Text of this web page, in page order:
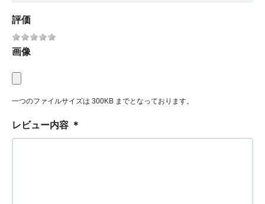
評価
画像
一つのファイルサイズは 300KB までとなっております。
レビュー内容 ＊